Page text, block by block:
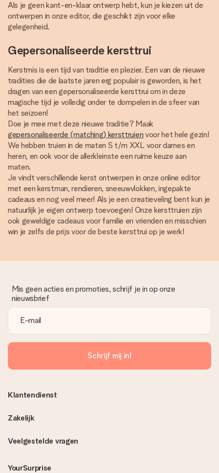
Als je geen kant-en-klaar ontwerp hebt, kun je kiezen uit de
ontwerpen in onze editor, die geschikt zijn voor elke
gelegenheid.
Gepersonaliseerde kersttrui
Kerstmis is een tijd van traditie en plezier. Een van de nieuwe
tradities die de laatste jaren erg populair is geworden, is het
dragen van een gepersonaliseerde kersttrui om in deze
magische tijd je volledig onder te dompelen in de sfeer van
het seizoen!
Doe je mee met deze nieuwe traditie? Maak
gepersonaliseerde (matching) kersttruien voor het hele gezin!
We hebben truien in de maten S t/m XXL voor dames en
heren, en ook voor de allerkleinste een ruime keuze aan
maten.
Je vindt verschillende kerst ontwerpen in onze online editor
met een kerstman, rendieren, sneeuwvlokken, ingepakte
cadeaus en nog veel meer! Als je een creatieveling bent kun je
natuurlijk je eigen ontwerp toevoegen! Onze kersttruien zijn
ook geweldige cadeaus voor familie en vrienden en misschien
win je zelfs de prijs voor de beste kersttrui op je werk!
Mis geen acties en promoties, schrijf je in op onze
nieuwsbrief
Schrijf mij in!
Veelgestelde vragen
YourSurprise
Klantendienst
Zakelijk